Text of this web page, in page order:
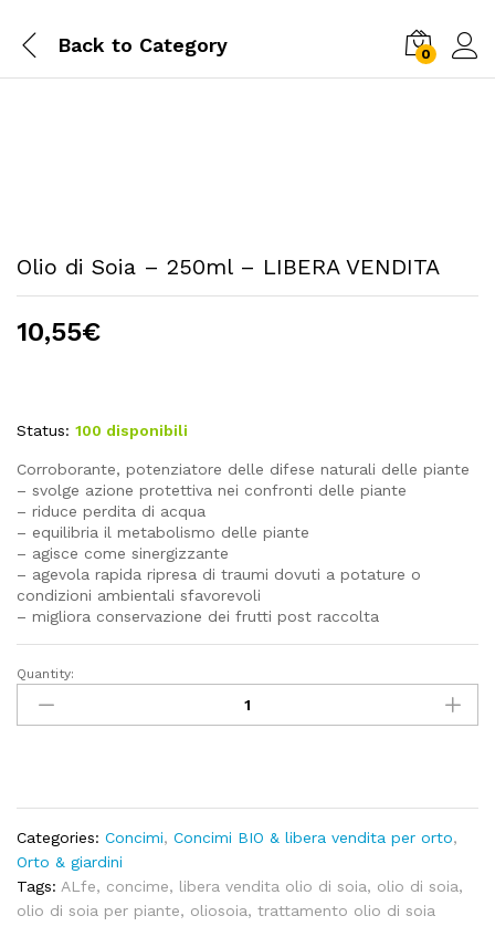
Back to Category 0
Olio di Soia – 250ml – LIBERA VENDITA
10,55€
Status: 100 disponibili
Corroborante, potenziatore delle difese naturali delle piante
– svolge azione protettiva nei confronti delle piante
– riduce perdita di acqua
– equilibria il metabolismo delle piante
– agisce come sinergizzante
– agevola rapida ripresa di traumi dovuti a potature o
condizioni ambientali sfavorevoli
– migliora conservazione dei frutti post raccolta
Olio
Soia
VENDITA
quantity
Quantity:
Categories: Concimi, Concimi BIO & libera vendita per orto,
Orto & giardini
Tags: ALfe, concime, libera vendita olio di soia, olio di soia,
olio di soia per piante, oliosoia, trattamento olio di soia